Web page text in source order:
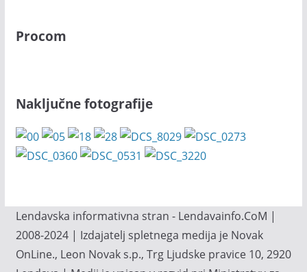
Procom
Naključne fotografije
Lendavska informativna stran - Lendavainfo.CoM |
2008-2024 | Izdajatelj spletnega medija je Novak
OnLine., Leon Novak s.p., Trg Ljudske pravice 10, 2920